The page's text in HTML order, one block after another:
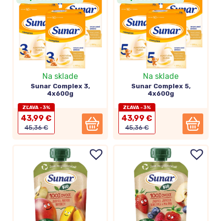
ponuku značky o produktyBIO kvality.
Zdravé návyky = zdravé deti
Na sklade
Sunar Complex 3,
4x600g
ZĽAVA -3%
43,99 €
45,36 €
Na sklade
Sunar Complex 5,
4x600g
ZĽAVA -3%
43,99 €
45,36 €